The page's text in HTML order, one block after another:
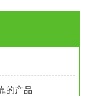
的产品